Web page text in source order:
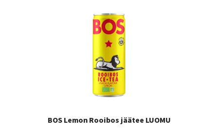
BOS Lemon Rooibos jäätee LUOMU